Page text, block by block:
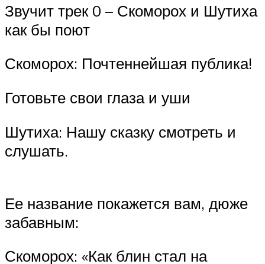
Звучит трек 0 – Скоморох и Шутиха
как бы поют
Скоморох: Почтеннейшая публика!
Готовьте свои глаза и уши
Шутиха: Нашу сказку смотреть и
слушать.
Ее название покажется вам, дюже
забавным:
Скоморох: «Как блин стал на